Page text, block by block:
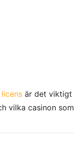
är det viktigt
vilka casinon som